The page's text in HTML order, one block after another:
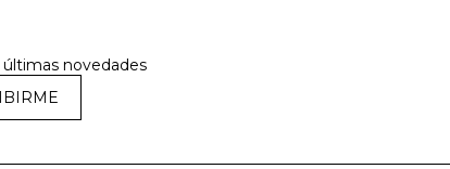
novedades